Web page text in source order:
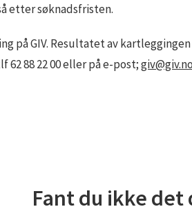
etter søknadsfristen.
på GIV. Resultatet av
62 88 22 00 eller på e-post;giv@giv.no
Fant du ikke